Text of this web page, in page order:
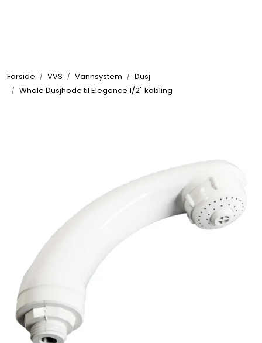
Forside VVS Vannsystem
Dusj
Whale Dusjhode til Elegance 1/2" kobling
Elektrisk
Motor/Styring
Fortøyning
Fritid/Sikkerhet
Båtpleie/Opplag